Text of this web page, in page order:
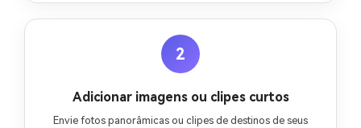
2
Adicionar imagens ou clipes curtos
Envie fotos panorâmicas ou clipes de destinos de seus